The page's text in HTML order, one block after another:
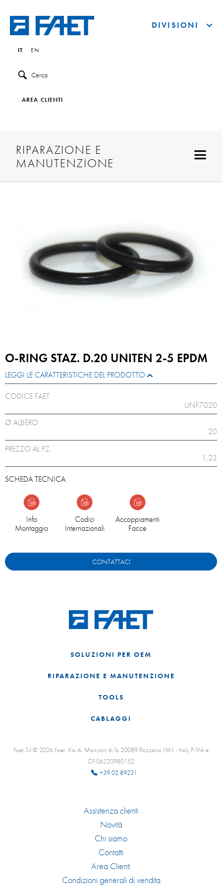
IT EN
Cerca
AREA CLIENTI
DIVISIONI
RIPARAZIONE E
MANUTENZIONE
O-RING STAZ. D.20 UNITEN 2-5 EPDM
LEGGI LE CARATTERISTICHE DEL PRODOTTO
CODICE FAET
UNF7020
Ø ALBERO
20
PREZZO AL PZ.
1,23
SCHEDA TECNICA
Info
Montaggio
Codici
Internazionali
Accoppiamenti
Facce
CONTATTACI
SOLUZIONI PER OEM
RIPARAZIONE E MANUTENZIONE
TOOLS
CABLAGGI
Faet Srl © 2026 Faet, Via A. Manzoni 6/b 20089 Rozzano (Mi) - Italy P.IVA e
CF:06220980152
+39 02 89231
Assistenza clienti
Novità
Chi siamo
Contatti
Area Clienti
Condizioni generali di vendita